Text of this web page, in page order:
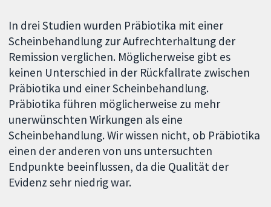
In drei Studien wurden Präbiotika mit einer
Scheinbehandlung zur Aufrechterhaltung der
Remission verglichen. Möglicherweise gibt es
keinen Unterschied in der Rückfallrate zwischen
Präbiotika und einer Scheinbehandlung.
Präbiotika führen möglicherweise zu mehr
unerwünschten Wirkungen als eine
Scheinbehandlung. Wir wissen nicht, ob Präbiotika
einen der anderen von uns untersuchten
Endpunkte beeinflussen, da die Qualität der
Evidenz sehr niedrig war.